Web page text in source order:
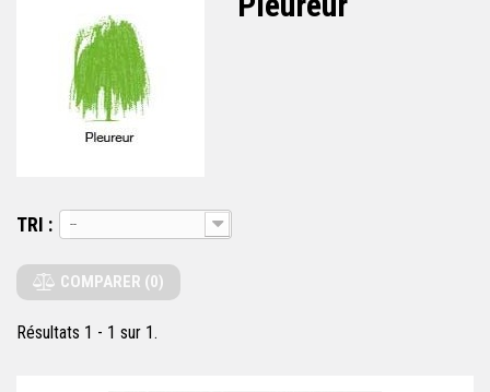
TRI --
COMPARER (0)
Résultats 1 - 1 sur 1.